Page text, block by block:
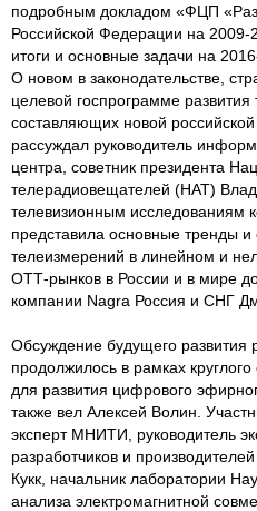
подробным докладом «ФЦП
Российской Федерации на
итоги и основные задачи на
О новом в законодательстве,
целевой госпрограмме
составляющих новой
рассуждал руководитель
центра, советник президента
телерадиовещателей (НАТ)
телевизионным исследованиям
представила основные тренды и
телеизмерений в линейном и
ОТТ-рынков в России и в мире
компании Nagra Россия и СНГ
Обсуждение будущего развития
продолжилось в рамках
для развития цифрового
также вел Алексей Волин.
эксперт МНИТИ, руководитель
разработчиков и
Кукк, начальник лаборатории
анализа электромагнитной